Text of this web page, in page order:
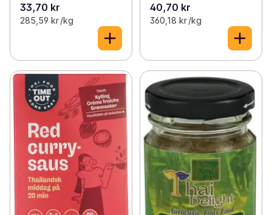
33,70 kr
285,59 kr /kg
40,70 kr
360,18 kr /kg